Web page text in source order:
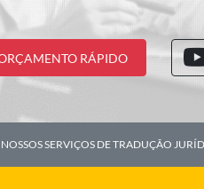
RÁPIDO
NOSSOS SERVIÇOS DE TRADUÇÃO